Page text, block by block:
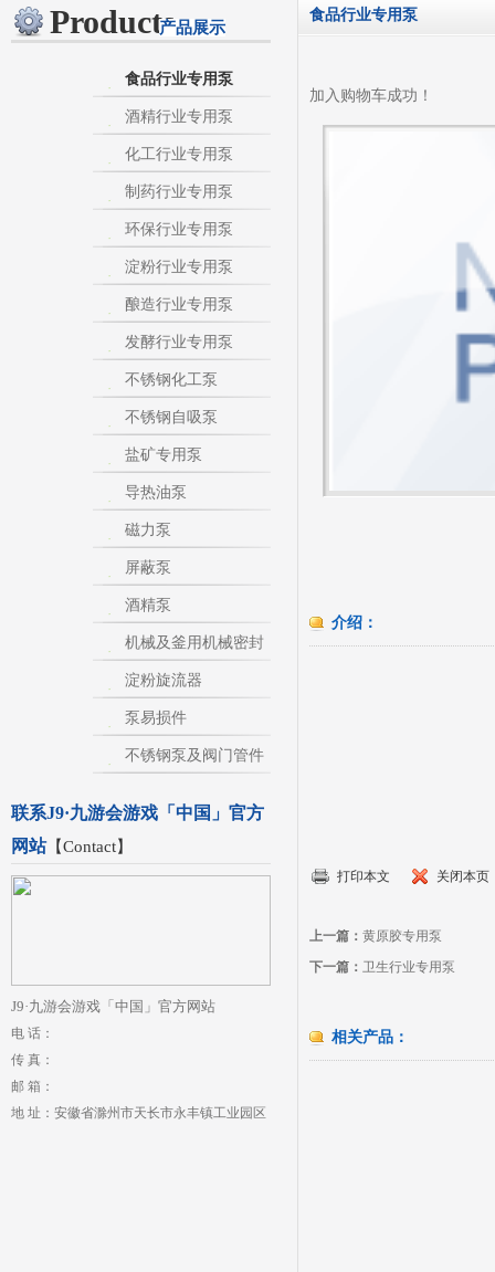
淀粉泵|卫生泵|卫生级自吸泵|淀粉旋流器|不
不锈钢自吸泵|不锈钢化工泵|酒泵|酒精泵|淀
热烈庆祝：我司与天长市千秋在线网络服务有限公
Products产品展示
食品行业专用泵
酒精行业专用泵
化工行业专用泵
制药行业专用泵
环保行业专用泵
淀粉行业专用泵
酿造行业专用泵
发酵行业专用泵
不锈钢化工泵
不锈钢自吸泵
盐矿专用泵
导热油泵
磁力泵
屏蔽泵
酒精泵
机械及釜用机械密封
淀粉旋流器
泵易损件
不锈钢泵及阀门管件
联系J9·九游会游戏「中国」官方
网站【Contact】
J9·九游会游戏「中国」官方网站
电 话：
传 真：
邮 箱：
地 址：安徽省滁州市天长市永丰镇工业园区
食品行业专用泵
加入购物车成功！
介绍：
打印本文 关闭本页
上一篇： 黄原胶专用泵
下一篇： 卫生行业专用泵
相关产品：